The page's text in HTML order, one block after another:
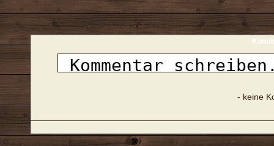
- keine